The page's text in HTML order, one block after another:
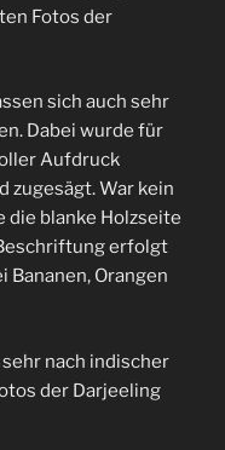
Fotos der
sich auch sehr
Dabei wurde für
Aufdruck
zugesägt. War kein
die blanke Holzseite
erfolgt
Bananen, Orangen
nach indischer
der Darjeeling